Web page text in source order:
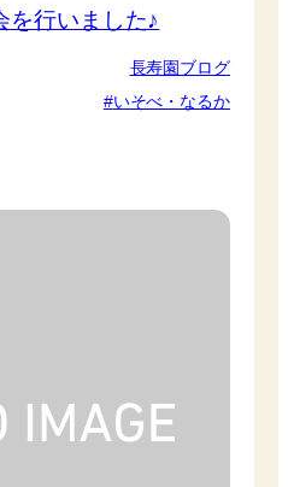
行いました♪
長寿園ブログ
いそべ・なるか